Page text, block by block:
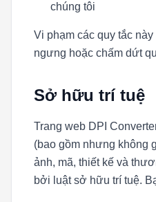
chúng tôi
Vi phạm các quy tắc
ngưng hoặc chấm dứt
Sở hữu trí tuệ
Trang web DPI
(bao gồm nhưng không
ảnh, mã, thiết kế và
bởi luật sở hữu trí tuệ.